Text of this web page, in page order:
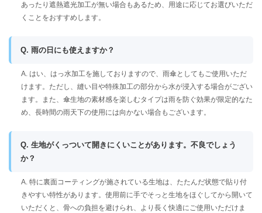
あったり遮熱遮光加工が無い場合もあるため、用途に応じてお選びいただ
くことをおすすめします。
Q. 雨の日にも使えますか？
A. はい、はっ水加工を施しておりますので、雨傘としてもご使用いただ
けます。ただし、縫い目や特殊加工の部分から水が浸入する場合がござい
ます。また、傘生地の素材感を楽しむタイプは雨を防ぐ効果が限定的なた
め、長時間の雨天下の使用には向かない場合もございます。
Q. 生地がくっついて開きにくいことがあります。不良でしょう
か？
A. 特に裏面コーティングが施されている生地は、たたんだ状態で貼り付
きやすい特性があります。使用前に手でそっと生地をほぐしてから開いて
いただくと、骨への負担を避けられ、より長く快適にご使用いただけま